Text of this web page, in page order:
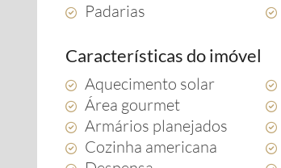
Padarias
Características do imóvel
Aquecimento solar
Área gourmet
Armários planejados
Cozinha americana